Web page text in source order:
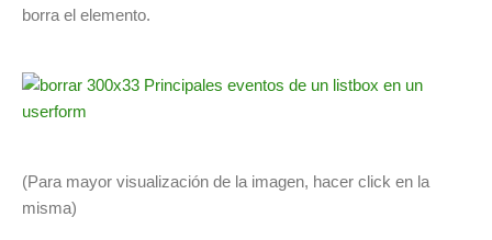
borra el elemento.
(Para mayor visualización de la imagen, hacer click en la
misma)